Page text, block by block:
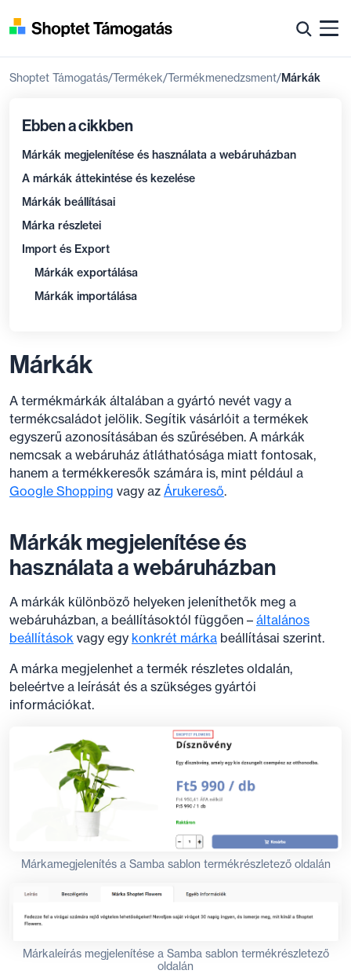
Shoptet Támogatás Termékek Termékmenedzsment Márkák
Ebben a cikkben
Márkák megjelenítése és használata a webáruházban
A márkák áttekintése és kezelése
Márkák beállításai
Márka részletei
Import és Export
Márkák exportálása
Márkák importálása
Márkák
A termékmárkák általában a gyártó nevét vagy a
termékcsaládot jelölik. Segítik vásárlóit a termékek
egyszerű azonosításában és szűrésében. A márkák
nemcsak a webáruház átláthatósága miatt fontosak,
hanem a termékkeresők számára is, mint például a
Google Shopping vagy az Árukereső.
Márkák megjelenítése és
használata a webáruházban
A márkák különböző helyeken jeleníthetők meg a
webáruházban, a beállításoktól függően – általános
beállítások vagy egy konkrét márka beállításai szerint.
A márka megjelenhet a termék részletes oldalán,
beleértve a leírását és a szükséges gyártói
információkat.
Márkamegjelenítés a Samba sablon termékrészletező oldalán
Márkaleírás megjelenítése a Samba sablon termékrészletező
oldalán